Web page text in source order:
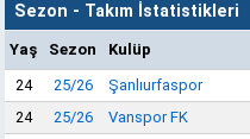
Sezon - Takım İstatistikleri
Yaş Sezon Kulüp
24
25/26 Şanlıurfaspor
24
25/26 Vanspor FK